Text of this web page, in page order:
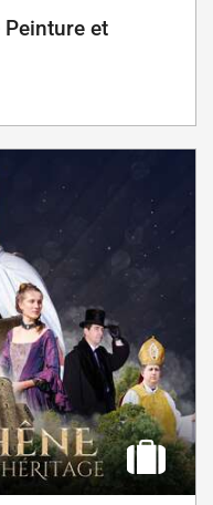
Peinture et